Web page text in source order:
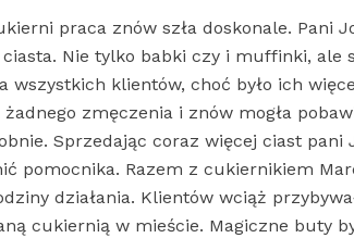
praca znów szła doskonale. Pani
Nie tylko babki czy i muffinki, ale
wszystkich klientów, choć było ich
żadnego zmęczenia i znów mogła
Sprzedając coraz więcej ciast pani
pomocnika. Razem z cukiernikiem
działania. Klientów wciąż
cukiernią w mieście. Magiczne buty